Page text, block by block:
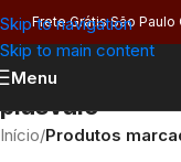
Skip to navigation
Skip to main content
Frete Grátis São
Menu
plasvale
Início/Produtos